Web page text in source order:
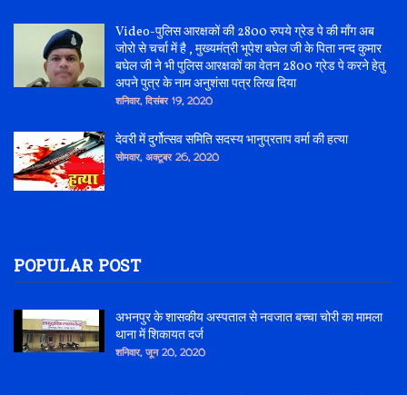
Video-पुलिस आरक्षकों की 2800 रुपये ग्रेड पे की माँग अब
जोरो से चर्चा में है , मुख्यमंत्री भूपेश बघेल जी के पिता नन्द कुमार
बघेल जी ने भी पुलिस आरक्षकों का वेतन 2800 ग्रेड पे करने हेतु
अपने पुत्र के नाम अनुशंसा पत्र लिख दिया
शनिवार, दिसंबर 19, 2020
देवरी में दुर्गोत्सव समिति सदस्य भानुप्रताप वर्मा की हत्या
सोमवार, अक्टूबर 26, 2020
POPULAR POST
अभनपुर के शासकीय अस्पताल से नवजात बच्चा चोरी का मामला
थाना में शिकायत दर्ज
शनिवार, जून 20, 2020